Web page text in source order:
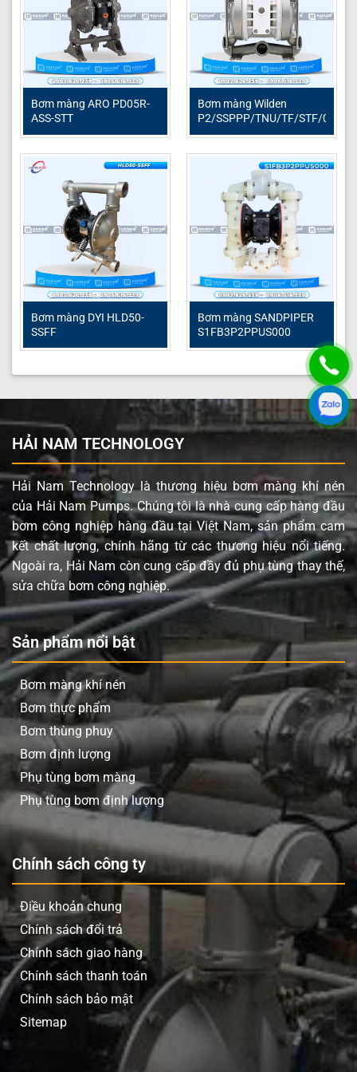
Phụ tùng máy bơm màng
Bơm màng ARO PD05R-
ASS-STT
Bơm màng Wilden
P2/SSPPP/TNU/TF/STF/0014
Bơm màng DYI HLD50-
SSFF
Bơm màng SANDPIPER
S1FB3P2PPUS000
HẢI NAM TECHNOLOGY
Hải Nam Technology là thương hiệu bơm màng khí nén
của Hải Nam Pumps. Chúng tôi là nhà cung cấp hàng đầu
bơm công nghiệp hàng đầu tại Việt Nam, sản phẩm cam
kết chất lượng, chính hãng từ các thương hiệu nổi tiếng.
Ngoài ra, Hải Nam còn cung cấp đầy đủ phụ tùng thay thế,
sửa chữa bơm công nghiệp.
Sản phẩm nổi bật
Bơm màng khí nén
Bơm thực phẩm
Bơm thùng phuy
Bơm định lượng
Phụ tùng bơm màng
Phụ tùng bơm định lượng
Chính sách công ty
Điều khoản chung
Chính sách đổi trả
Chính sách giao hàng
Chính sách thanh toán
Chính sách bảo mật
Sitemap